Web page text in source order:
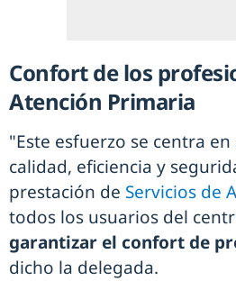
Confort de los
Atención Primaria
"Este esfuerzo se centra
calidad, eficiencia y
prestación de Servicios de
todos los usuarios del
garantizar el confort de
dicho la delegada.